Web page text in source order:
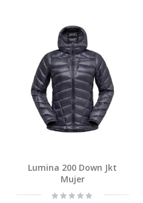
Lumina 200 Down Jkt
Mujer
Rating: